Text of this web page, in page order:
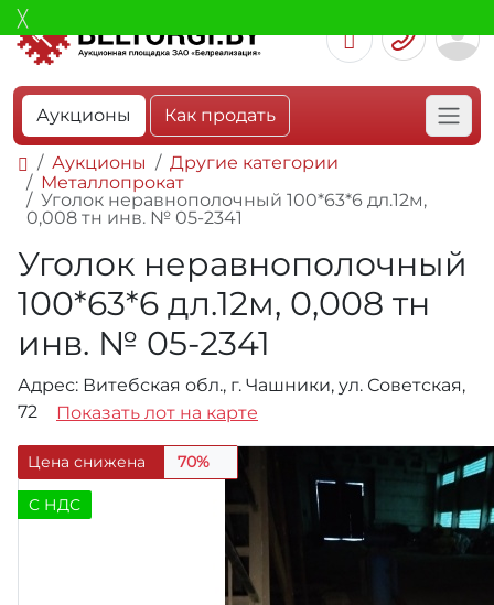
Аукционы Как продать
Аукционы
Другие категории
Металлопрокат
Уголок неравнополочный 100*63*6 дл.12м,
0,008 тн инв. № 05-2341
Уголок неравнополочный
100*63*6 дл.12м, 0,008 тн
инв. № 05-2341
Адрес: Витебская обл., г. Чашники, ул. Советская,
72
Показать лот на карте
Цена снижена 70%
C НДС